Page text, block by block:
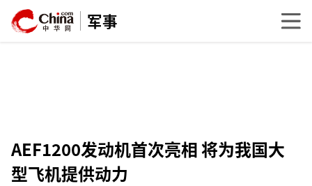
军事
AEF1200发动机首次亮相 将为我国大
型飞机提供动力